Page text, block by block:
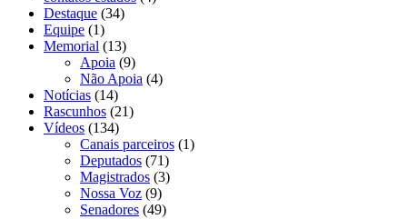
Destaque (34)
Equipe (1)
Memorial (13)
Apoia (9)
Não Apoia (4)
Notícias (14)
Rascunhos (21)
Vídeos (134)
Canais parceiros (1)
Deputados (71)
Magistrados (3)
Nossa Voz (9)
Senadores (49)